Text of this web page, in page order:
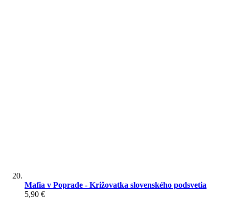
Mafia v Poprade - Križovatka slovenského podsvetia
5,90 €